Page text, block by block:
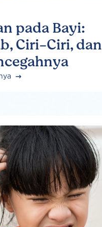
pada Bayi:
Ciri-Ciri, dan